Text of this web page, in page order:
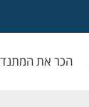
הכר את